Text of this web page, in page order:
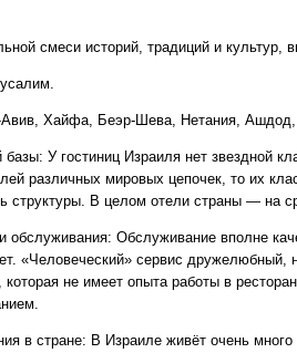
—
смеси историй, традиций и культур,
Авив, Хайфа, Беэр-Шева, Нетания,
базы: У гостиниц Израиля нет звездной
различных мировых цепочек, то их
структуры. В целом отели страны — на
обслуживания: Обслуживание вполне
«Человеческий» сервис
не имеет опыта работы в
в стране: В Израиле живёт очень